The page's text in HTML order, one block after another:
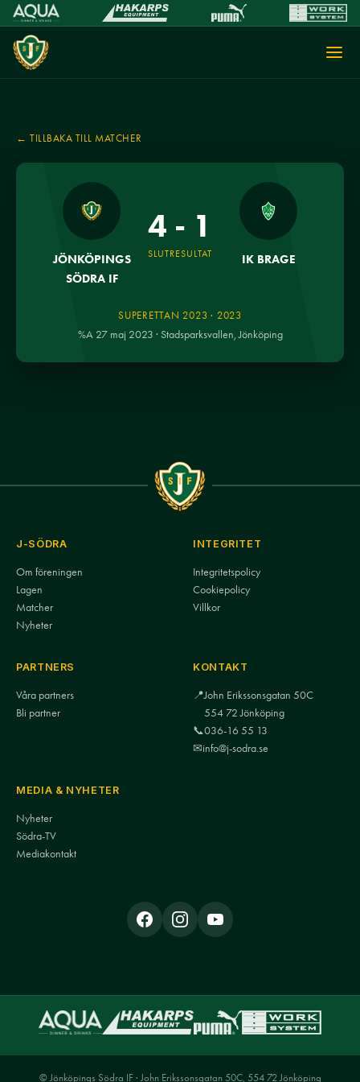
← TILLBAKA TILL MATCHER
JÖNKÖPINGS
SÖDRA IF
4 - 1
SLUTRESULTAT IK BRAGE
SUPERETTAN 2023 · 2023
%A 27 maj 2023 · Stadsparksvallen, Jönköping
J-SÖDRA
Om föreningen
Lagen
Matcher
Nyheter
INTEGRITET
Integritetspolicy
Cookiepolicy
Villkor
PARTNERS
Våra partners
Bli partner
KONTAKT
📍John Erikssonsgatan 50C
554 72 Jönköping
📞036-16 55 13
✉info@j-sodra.se
MEDIA & NYHETER
Nyheter
Södra-TV
Mediakontakt
© Jönköpings Södra IF · John Erikssonsgatan 50C, 554 72 Jönköping